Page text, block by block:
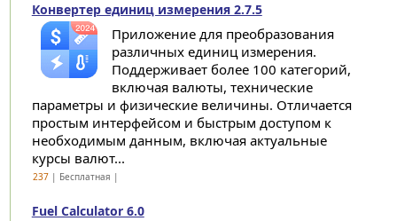
Конвертер единиц измерения 2.7.5
Приложение для преобразования
различных единиц измерения.
Поддерживает более 100 категорий,
включая валюты, технические
параметры и физические величины. Отличается
простым интерфейсом и быстрым доступом к
необходимым данным, включая актуальные
курсы валют...
237| Бесплатная |
Fuel Calculator 6.0